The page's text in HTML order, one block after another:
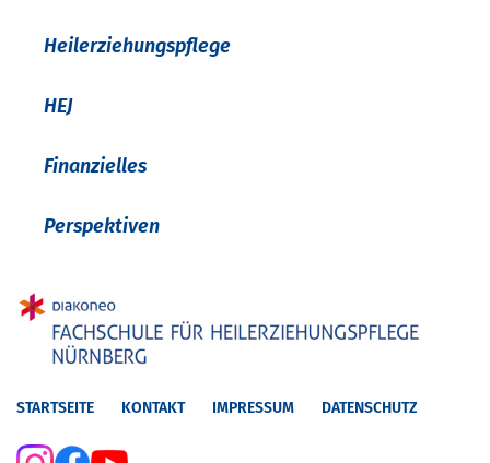
Heilerziehungspflege
HEJ
Finanzielles
Perspektiven
STARTSEITE KONTAKT IMPRESSUM DATENSCHUTZ